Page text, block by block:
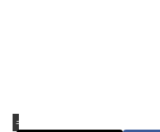
ギリシア世界とヘレニズム世界